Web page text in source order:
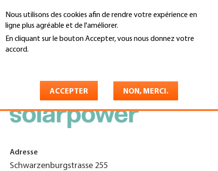
Nous utilisons des cookies afin de rendre votre expérience en
ligne plus agréable et de l'améliorer.
En cliquant sur le bouton Accepter, vous nous donnez votre
accord.
ACCEPTER NON, MERCI.
au
contenu
principal
Recherche
You
Adresse
Schwarzenburgstrasse 255